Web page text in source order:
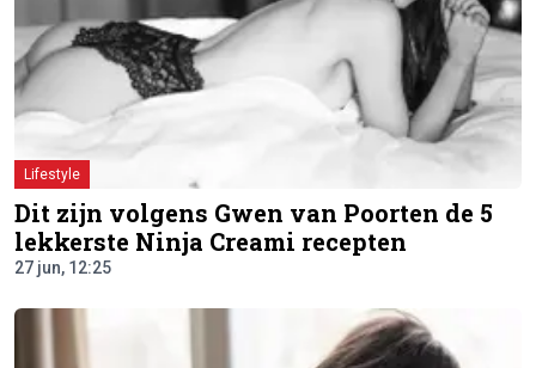
Lifestyle
Dit zijn volgens Gwen van Poorten de 5
lekkerste Ninja Creami recepten
27 jun, 12:25